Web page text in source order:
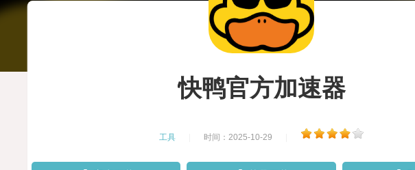
快鸭官方加速器
工具 时间：2025-10-29